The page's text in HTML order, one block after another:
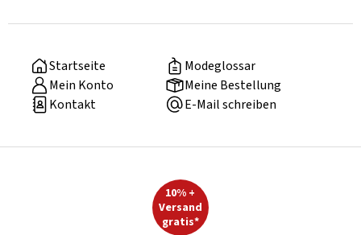
Startseite
Modeglossar
Mein Konto
Meine Bestellung
Kontakt
E-Mail schreiben
10% +
Versand
gratis*